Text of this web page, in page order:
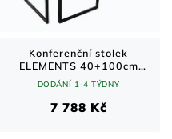
Konferenční stolek
ELEMENTS 40+100cm
sada 2ks sheeshamového
dřeva
DODÁNÍ 1-4 TÝDNY
7 788 Kč